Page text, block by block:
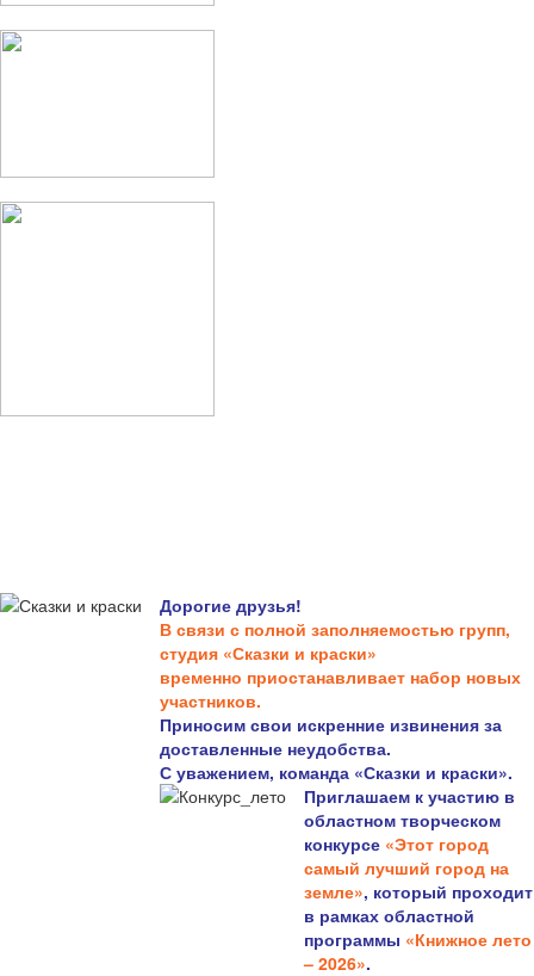
Дорогие друзья!
В связи с полной заполняемостью групп,
студия «Сказки и краски»
временно приостанавливает набор новых
участников.
Приносим свои искренние извинения за
доставленные неудобства.
С уважением, команда «Сказки и краски».
Приглашаем к участию в
областном творческом
конкурсе «Этот город
самый лучший город на
земле», который проходит
в рамках областной
программы «Книжное лето
– 2026».